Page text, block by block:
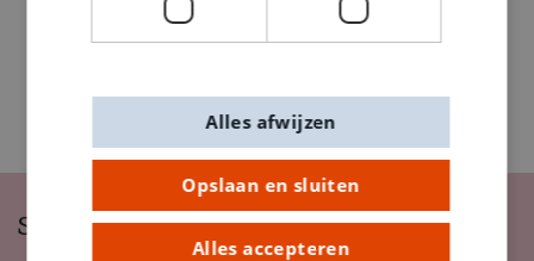
Schrijf je in op onze nieuwsbrief
Opslaan en sluiten
Alles accepteren
Alles afwijzen